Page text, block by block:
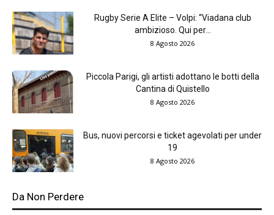
Rugby Serie A Elite – Volpi: “Viadana club
ambizioso. Qui per...
8 Agosto 2026
Piccola Parigi, gli artisti adottano le botti della
Cantina di Quistello
8 Agosto 2026
Bus, nuovi percorsi e ticket agevolati per under
19
8 Agosto 2026
Da Non Perdere